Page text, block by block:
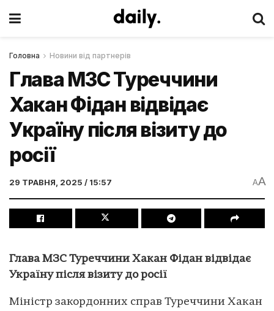
Головна Новини від партнерів
Глава МЗС Туреччини
Хакан Фідан відвідає
Україну після візиту до
росії
29 ТРАВНЯ, 2025 / 15:57 AA
Глава МЗС Туреччини Хакан Фідан відвідає
Україну після візиту до росії
Міністр закордонних справ Туреччини Хакан